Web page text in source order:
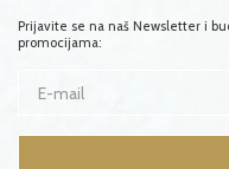
Prijavite se na naš Newsletter i
promocijama: